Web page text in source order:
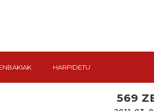
HARPIDETU
569